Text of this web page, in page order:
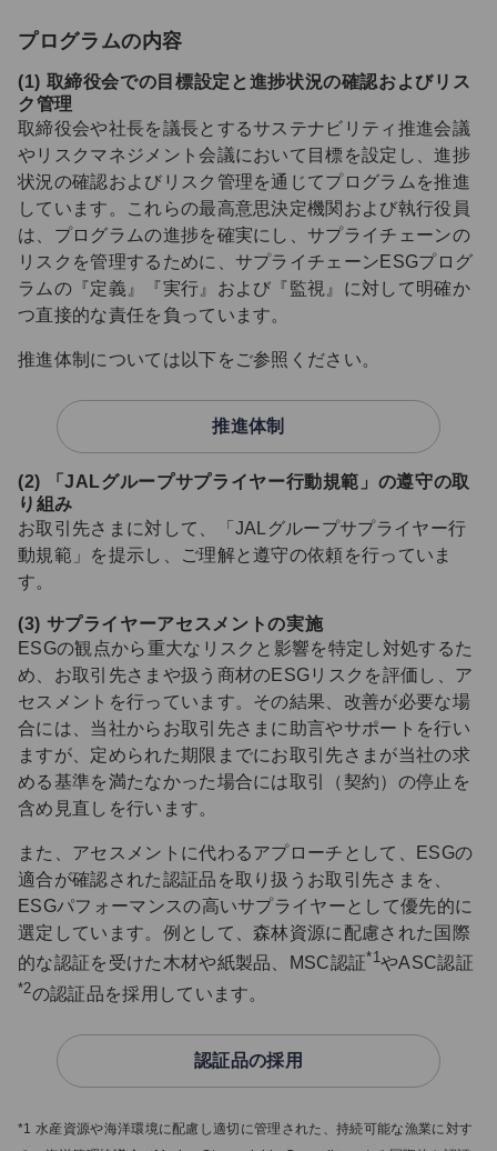
プログラムの内容
(1) 取締役会での目標設定と進捗状況の確認およびリス
ク管理
取締役会や社長を議長とするサステナビリティ推進会議
やリスクマネジメント会議において目標を設定し、進捗
状況の確認およびリスク管理を通じてプログラムを推進
しています。これらの最高意思決定機関および執行役員
は、プログラムの進捗を確実にし、サプライチェーンの
リスクを管理するために、サプライチェーンESGプログ
ラムの『定義』『実行』および『監視』に対して明確か
つ直接的な責任を負っています。
推進体制については以下をご参照ください。
推進体制
(2) 「JALグループサプライヤー行動規範」の遵守の取
り組み
お取引先さまに対して、「JALグループサプライヤー行
動規範」を提示し、ご理解と遵守の依頼を行っていま
す。
(3) サプライヤーアセスメントの実施
ESGの観点から重大なリスクと影響を特定し対処するた
め、お取引先さまや扱う商材のESGリスクを評価し、ア
セスメントを行っています。その結果、改善が必要な場
合には、当社からお取引先さまに助言やサポートを行い
ますが、定められた期限までにお取引先さまが当社の求
める基準を満たなかった場合には取引（契約）の停止を
含め見直しを行います。
また、アセスメントに代わるアプローチとして、ESGの
適合が確認された認証品を取り扱うお取引先さまを、
ESGパフォーマンスの高いサプライヤーとして優先的に
選定しています。例として、森林資源に配慮された国際
的な認証を受けた木材や紙製品、MSC認証*1やASC認証
*2の認証品を採用しています。
認証品の採用
*1 水産資源や海洋環境に配慮し適切に管理された、持続可能な漁業に対す